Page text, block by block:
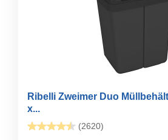
Ribelli Zweimer Duo
x...
(2620)